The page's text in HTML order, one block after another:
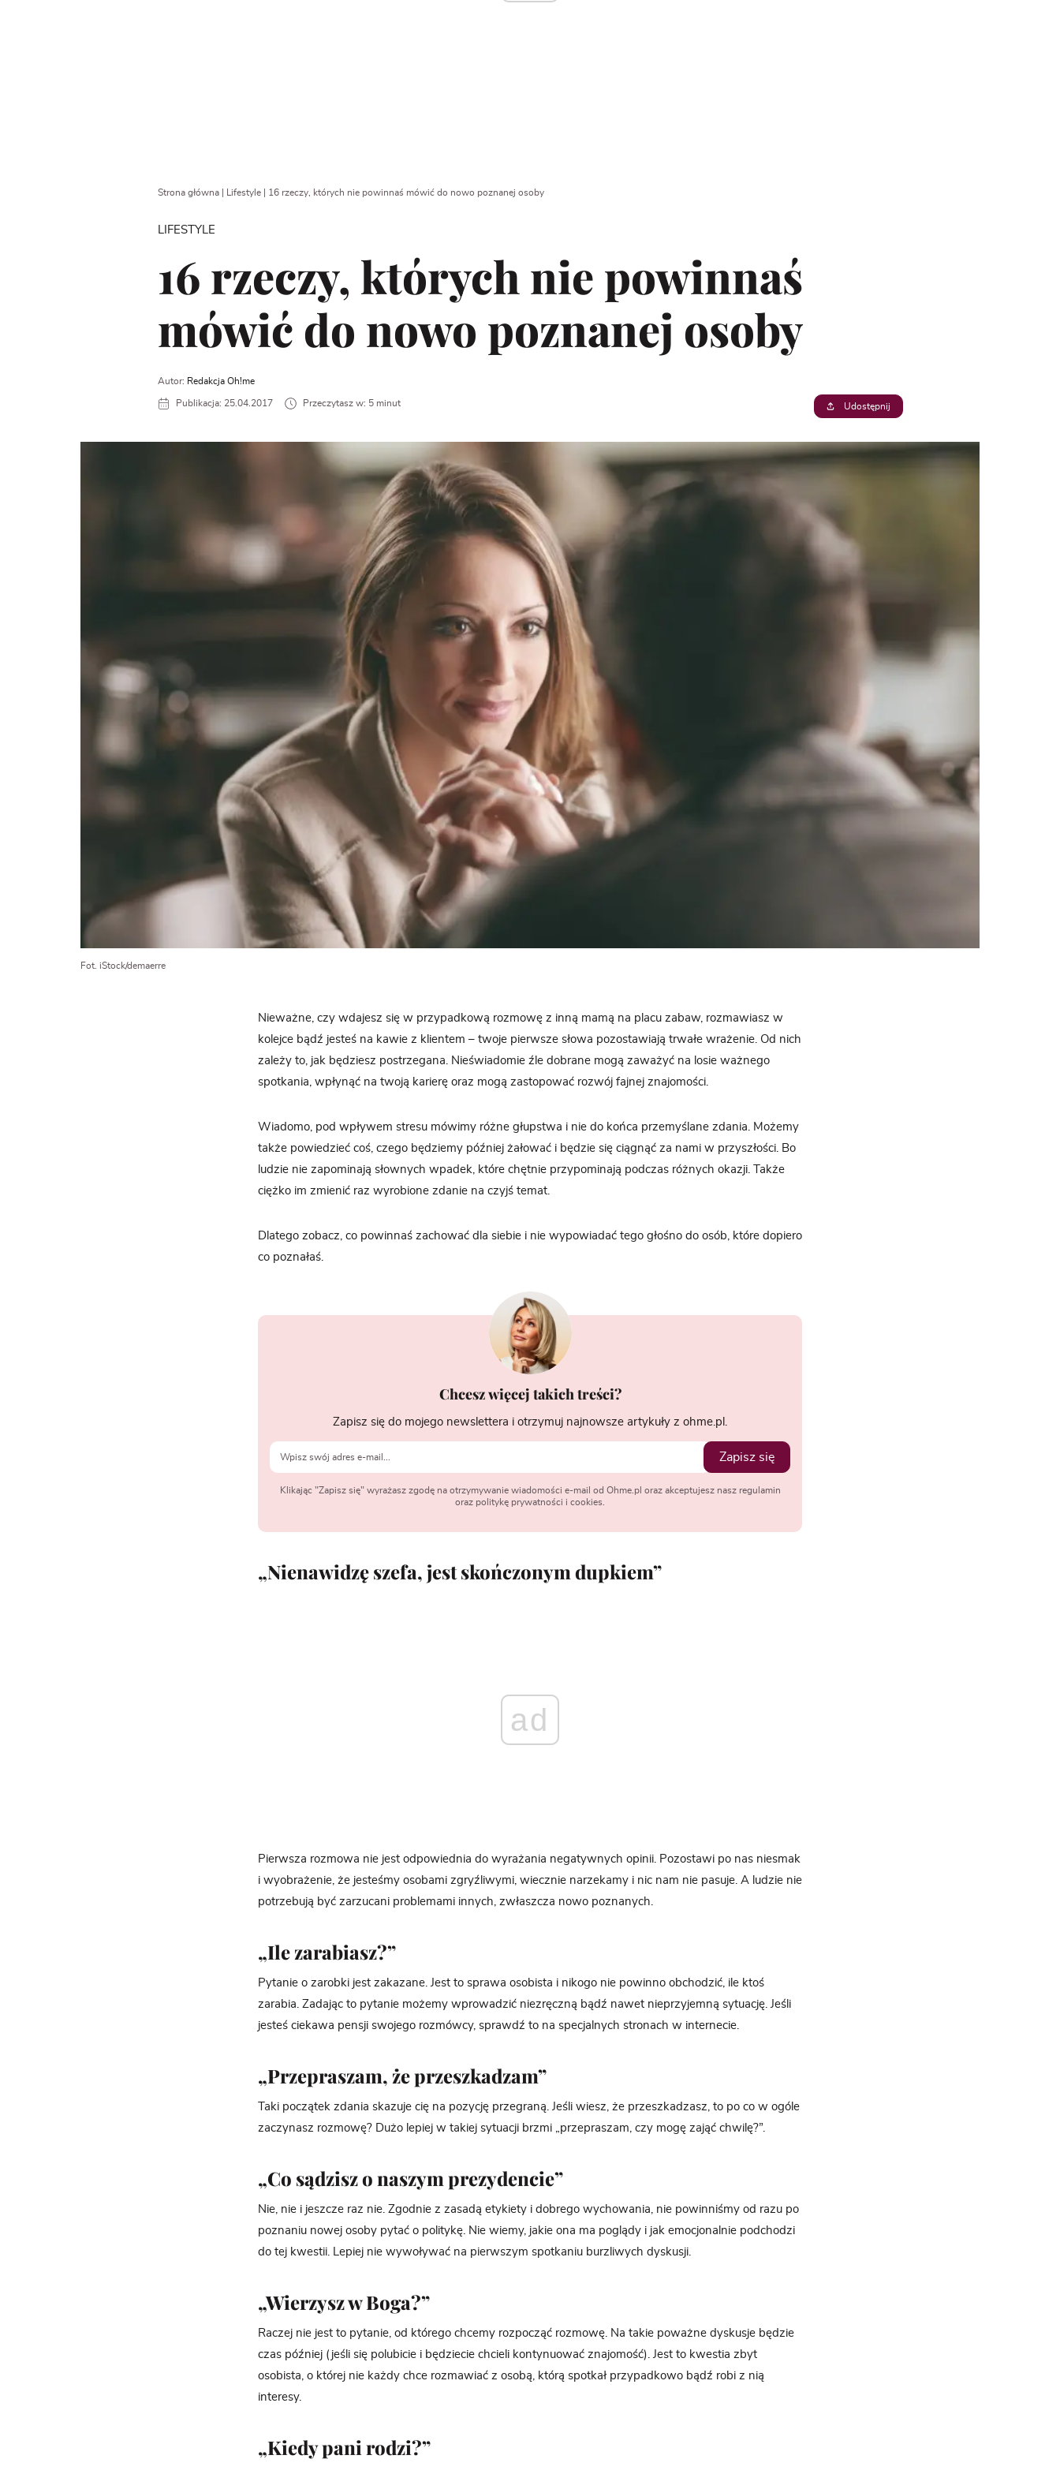
Strona główna| Lifestyle| 16 rzeczy, których nie powinnaś mówić do nowo poznanej osoby
LIFESTYLE
16 rzeczy, których nie powinnaś
mówić do nowo poznanej osoby
Autor: Redakcja Oh!me
Publikacja: 25.04.2017 Przeczytasz w: 5 minut Udostępnij
Fot. iStock/demaerre
Nieważne, czy wdajesz się w przypadkową rozmowę z inną mamą na placu zabaw, rozmawiasz w
kolejce bądź jesteś na kawie z klientem – twoje pierwsze słowa pozostawiają trwałe wrażenie. Od nich
zależy to, jak będziesz postrzegana. Nieświadomie źle dobrane mogą zaważyć na losie ważnego
spotkania, wpłynąć na twoją karierę oraz mogą zastopować rozwój fajnej znajomości.
Wiadomo, pod wpływem stresu mówimy różne głupstwa i nie do końca przemyślane zdania. Możemy
także powiedzieć coś, czego będziemy później żałować i będzie się ciągnąć za nami w przyszłości. Bo
ludzie nie zapominają słownych wpadek, które chętnie przypominają podczas różnych okazji. Także
ciężko im zmienić raz wyrobione zdanie na czyjś temat.
Dlatego zobacz, co powinnaś zachować dla siebie i nie wypowiadać tego głośno do osób, które dopiero
co poznałaś.
Chcesz więcej takich treści?
Zapisz się do mojego newslettera i otrzymuj najnowsze artykuły z ohme.pl.
Zapisz się
Klikając "Zapisz się" wyrażasz zgodę na otrzymywanie wiadomości e-mail od Ohme.pl oraz akceptujesz nasz regulamin
oraz politykę prywatności i cookies.
„Nienawidzę szefa, jest skończonym dupkiem”
ad
Pierwsza rozmowa nie jest odpowiednia do wyrażania negatywnych opinii. Pozostawi po nas niesmak
i wyobrażenie, że jesteśmy osobami zgryźliwymi, wiecznie narzekamy i nic nam nie pasuje. A ludzie nie
potrzebują być zarzucani problemami innych, zwłaszcza nowo poznanych.
„Ile zarabiasz?”
Pytanie o zarobki jest zakazane. Jest to sprawa osobista i nikogo nie powinno obchodzić, ile ktoś
zarabia. Zadając to pytanie możemy wprowadzić niezręczną bądź nawet nieprzyjemną sytuację. Jeśli
jesteś ciekawa pensji swojego rozmówcy, sprawdź to na specjalnych stronach w internecie.
„Przepraszam, że przeszkadzam”
Taki początek zdania skazuje cię na pozycję przegraną. Jeśli wiesz, że przeszkadzasz, to po co w ogóle
zaczynasz rozmowę? Dużo lepiej w takiej sytuacji brzmi „przepraszam, czy mogę zająć chwilę?”.
„Co sądzisz o naszym prezydencie”
Nie, nie i jeszcze raz nie. Zgodnie z zasadą etykiety i dobrego wychowania, nie powinniśmy od razu po
poznaniu nowej osoby pytać o politykę. Nie wiemy, jakie ona ma poglądy i jak emocjonalnie podchodzi
do tej kwestii. Lepiej nie wywoływać na pierwszym spotkaniu burzliwych dyskusji.
„Wierzysz w Boga?”
Raczej nie jest to pytanie, od którego chcemy rozpocząć rozmowę. Na takie poważne dyskusje będzie
czas później (jeśli się polubicie i będziecie chcieli kontynuować znajomość). Jest to kwestia zbyt
osobista, o której nie każdy chce rozmawiać z osobą, którą spotkał przypadkowo bądź robi z nią
interesy.
„Kiedy pani rodzi?”